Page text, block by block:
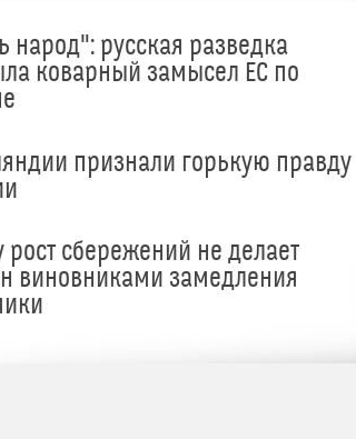
народ": русская разведка
коварный замысел ЕС по
признали горькую правду
рост сбережений не делает
виновниками замедления